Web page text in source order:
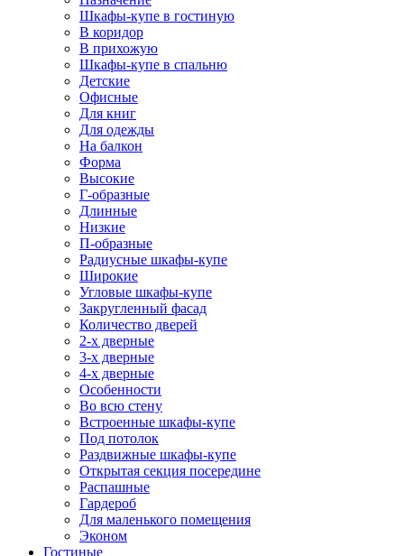
Шкафы-купе в гостиную
В коридор
В прихожую
Шкафы-купе в спальню
Детские
Офисные
Для книг
Для одежды
На балкон
Форма
Высокие
Г-образные
Длинные
Низкие
П-образные
Радиусные шкафы-купе
Широкие
Угловые шкафы-купе
Закругленный фасад
Количество дверей
2-х дверные
3-х дверные
4-х дверные
Особенности
Во всю стену
Встроенные шкафы-купе
Под потолок
Раздвижные шкафы-купе
Открытая секция посередине
Распашные
Гардероб
Для маленького помещения
Эконом
Гостиные